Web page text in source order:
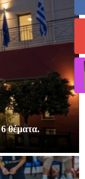
θέματα.